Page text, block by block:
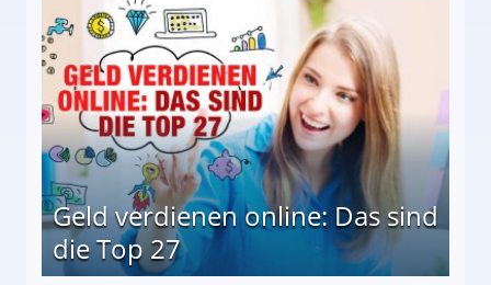
Geld verdienen online: Das sind
die Top 27